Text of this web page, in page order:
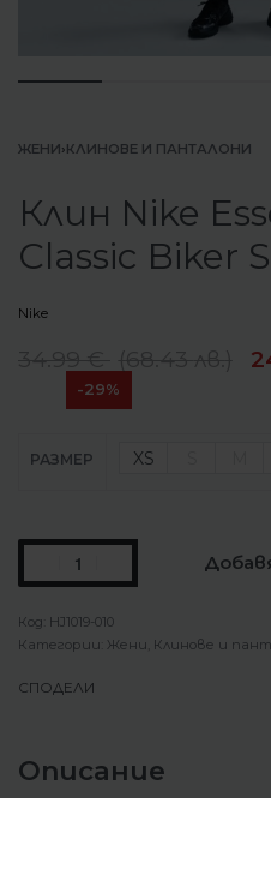
ЖЕНИ›КЛИНОВЕ И ПАНТАЛОНИ
Клин Nike
Classic Biker
Nike
-29%
РАЗМЕР XS
HJ1019-010
Категории: Жени Клинове и
СПОДЕЛИ
Описание